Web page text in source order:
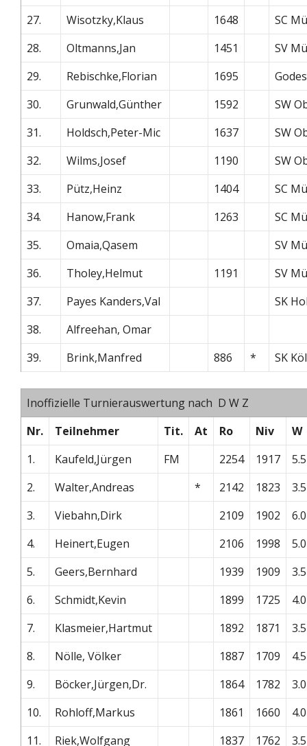
27.
Wisotzky,Klaus 1648
SC
28.
Oltmanns,Jan 1451
SV
29.
Rebischke,Florian 1695
30.
Grunwald,Günther 1592
SW
31.
Holdsch,Peter-Mic 1637
SW
32.
Wilms,Josef 1190
SW
33.
Pütz,Heinz 1404
SC
34.
Hanow,Frank 1263
SC
35.
Omaia,Qasem
SV
36.
Tholey,Helmut 1191
SV
37.
Payes Kanders,Val
SK
38.
Alfreehan, Omar
39.
Brink,Manfred 886 * SK
Inoffizielle Turnierauswertung nach D W Z
Nr.
Teilnehmer Tit. At Ro Niv
W
1.
Kaufeld,Jürgen FM 2254 1917
5.5
2.
Walter,Andreas * 2142 1823
3.5
3.
Viebahn,Dirk 2109 1902
6.0
4.
Heinert,Eugen 2106 1998
5.0
5.
Geers,Bernhard 1939 1909
3.5
6.
Schmidt,Kevin 1899 1725
4.0
7.
Klasmeier,Hartmut 1892 1871
3.5
8.
Nölle, Völker 1887 1709
4.5
9.
Böcker,Jürgen,Dr. 1864 1782
3.0
10.
Rohloff,Markus 1861 1660
4.0
11.
Riek,Wolfgang 1837 1762 3.5